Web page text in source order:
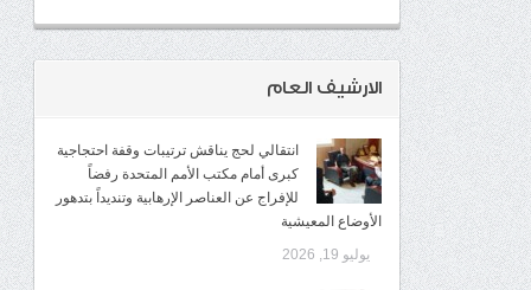
الارشيف العام
انتقالي لحج يناقش ترتيبات وقفة احتجاجية
كبرى أمام مكتب الأمم المتحدة رفضاً
للإفراج عن العناصر الإرهابية وتنديداً بتدهور
الأوضاع المعيشية
يوليو 19, 2026